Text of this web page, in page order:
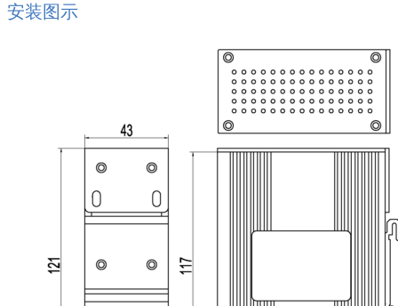
安装图示